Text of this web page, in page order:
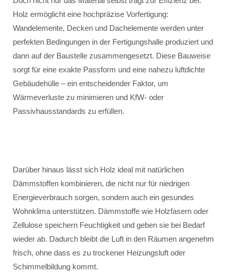
Holz ermöglicht eine hochpräzise Vorfertigung:
Wandelemente, Decken und Dachelemente werden unter
perfekten Bedingungen in der Fertigungshalle produziert und
dann auf der Baustelle zusammengesetzt. Diese Bauweise
sorgt für eine exakte Passform und eine nahezu luftdichte
Gebäudehülle – ein entscheidender Faktor, um
Wärmeverluste zu minimieren und KfW- oder
Passivhausstandards zu erfüllen.
Darüber hinaus lässt sich Holz ideal mit natürlichen
Dämmstoffen kombinieren, die nicht nur für niedrigen
Energieverbrauch sorgen, sondern auch ein gesundes
Wohnklima unterstützen. Dämmstoffe wie Holzfasern oder
Zellulose speichern Feuchtigkeit und geben sie bei Bedarf
wieder ab. Dadurch bleibt die Luft in den Räumen angenehm
frisch, ohne dass es zu trockener Heizungsluft oder
Schimmelbildung kommt.